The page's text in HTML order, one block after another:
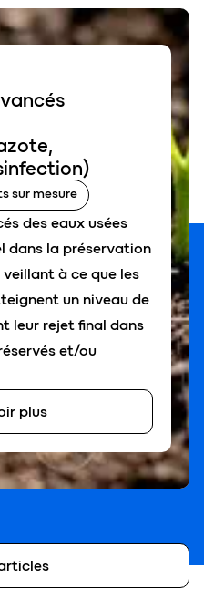
,
)
sur mesure
des eaux usées
dans la préservation
à ce que les
un niveau de
leur rejet final dans
et/ou
plus